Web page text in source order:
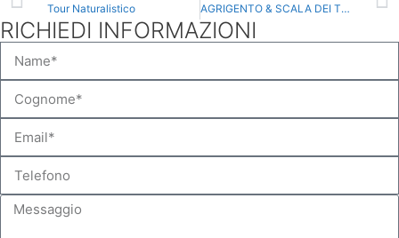
Tour Naturalistico AGRIGENTO & SCALA DEI TURCHI
RICHIEDI INFORMAZIONI